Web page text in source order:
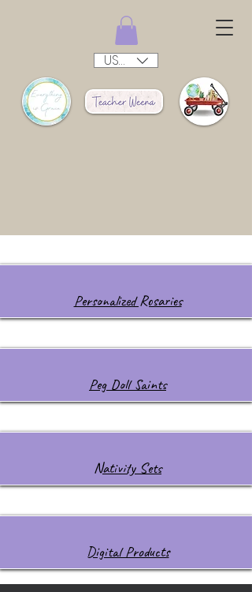
USD ($)
Personalized Rosaries
Peg Doll Saints
Nativity Sets
Digital Products